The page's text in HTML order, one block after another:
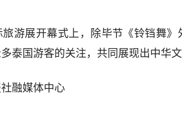
游展开幕式上，除毕节《铃铛舞》
泰国游客的关注，共同展现出中华文
融媒体中心